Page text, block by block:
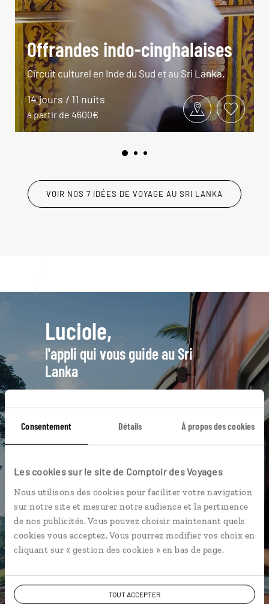
Consentement Détails À propos des cookies
Les cookies sur le site de Comptoir des Voyages
Nous utilisons des cookies pour faciliter votre navigation
sur notre site et mesurer notre audience et la pertinence
de nos publicités. Vous pouvez choisir maintenant quels
cookies vous acceptez. Vous pourrez modifier vos choix en
cliquant sur « gestion des cookies » en bas de page.
TOUT ACCEPTER
Offrandes indo-cinghalaises
Circuit culturel en Inde du Sud et au Sri Lanka.
14 jours / 11 nuits
à partir de 4600€
VOIR NOS 7 IDÉES DE VOYAGE AU SRI LANKA
Luciole,
l'appli qui vous guide au Sri
Lanka
Notre sélection de restaurants
pour unrice & curry
Les plus beaux temples
L'album souvenirs à composer
vous-même
DÉCOUVRIR LUCIOLE